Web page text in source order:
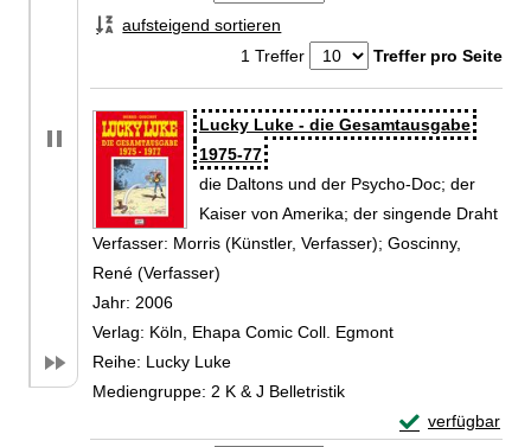
aufsteigend sortieren
1 Treffer
Treffer pro Seite
Suchergebnis
Zu den Suchfiltern springen
Lucky Luke - die Gesamtausgabe
1975-77
die Daltons und der Psycho-Doc; der
Kaiser von Amerika; der singende Draht
Verfasser: Morris (Künstler, Verfasser); Goscinny,
René (Verfasser)
Jahr: 2006
Verlag: Köln, Ehapa Comic Coll. Egmont
Reihe: Lucky Luke
Mediengruppe: 2 K & J Belletristik
verfügbar
Exemplar-